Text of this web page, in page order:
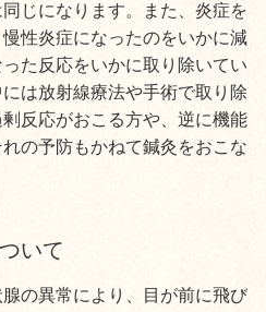
じになります。また、炎症を
性炎症になったのをいかに減
た反応をいかに取り除いてい
は放射線療法や手術で取り除
反応がおこる方や、逆に機能
の予防もかねて鍼灸をおこな
いて
の異常により、目が前に飛び